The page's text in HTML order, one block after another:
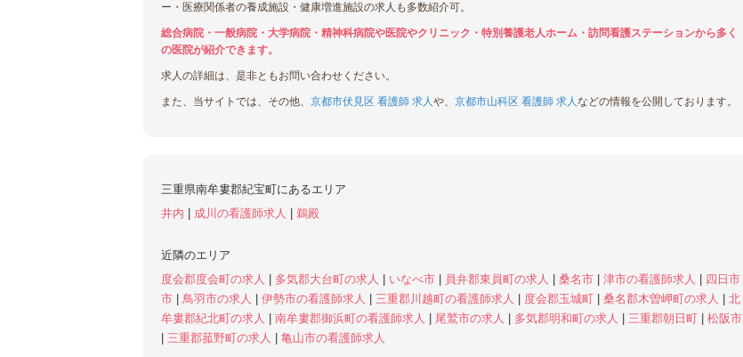
ー・医療関係者の養成施設・健康増進施設の求人も多数紹介可。
総合病院・一般病院・大学病院・精神科病院や医院やクリニック・特別養護老人ホーム・訪問看護ステーションから多く
の医院が紹介できます。
求人の詳細は、是非ともお問い合わせください。
また、当サイトでは、その他、 京都市伏見区 看護師 求人や、 京都市山科区 看護師 求人などの情報を公開しております。
三重県南牟婁郡紀宝町にあるエリア
井内
成川の看護師求人 鵜殿
近隣のエリア
度会郡度会町の求人
多気郡大台町の求人 いなべ市 員弁郡東員町の求人 桑名市 津市の看護師求人
四日市
市
鳥羽市の求人 伊勢市の看護師求人 三重郡川越町の看護師求人 度会郡玉城町 桑名郡木曽岬町の求人
北
牟婁郡紀北町の求人
南牟婁郡御浜町の看護師求人 尾鷲市の求人 多気郡明和町の求人 三重郡朝日町
松阪市
三重郡菰野町の求人 亀山市の看護師求人